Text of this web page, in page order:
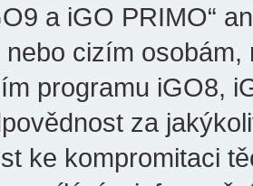
a iGO PRIMO“
cizím
programu iGO8,
za
ke kompromitaci